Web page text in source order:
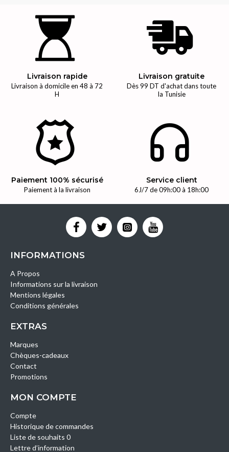
Livraison rapide
Livraison à domicile en 48 à 72
H
Livraison gratuite
Dès 99 DT d'achat dans toute
la Tunisie
Paiement 100% sécurisé
Paiement à la livraison
Service client
6J/7 de 09h:00 à 18h:00
INFORMATIONS
A Propos
Informations sur la livraison
Mentions légales
Conditions générales
EXTRAS
Marques
Chèques-cadeaux
Contact
Promotions
MON COMPTE
Compte
Historique de commandes
Liste de souhaits 0
Lettre d’information